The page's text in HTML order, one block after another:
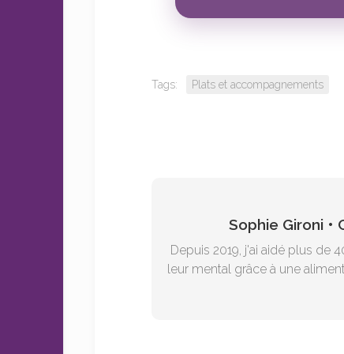
Tags: Plats et accompagnements
Sophie Gironi
Depuis 2019, j'ai aidé plus de
leur mental grâce à une